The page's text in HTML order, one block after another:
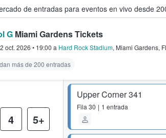
de entradas para eventos en vivo desde
compra y venta de
G Miami Gardens Tickets
oct. 2026 • 19:00 a Hard Rock Stadium, Miami Gardens, FL
más de 200 entradas
Upper Corner 341
Fila 30 1 entrada
4 5+